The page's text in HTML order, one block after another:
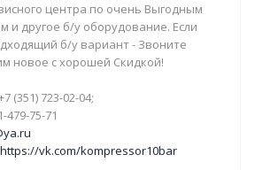
центра по очень Выгодным
и другое б/у оборудование. Если
б/у вариант - Звоните
новое с хорошей Скидкой!
(351) 723-02-04;
479-75-71
https://vk.com/kompressor10bar